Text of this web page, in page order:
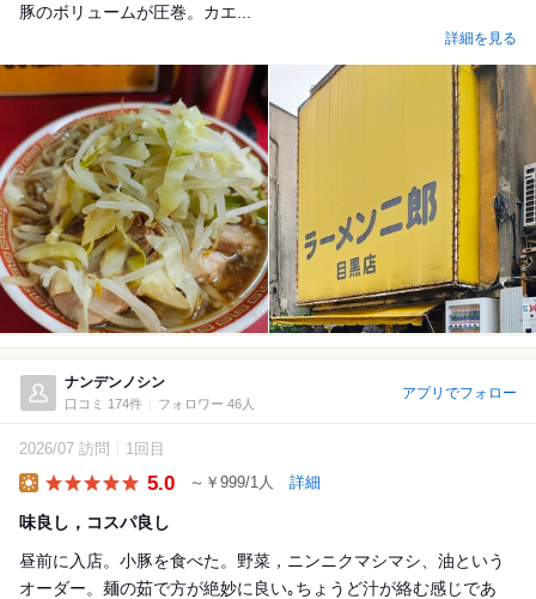
豚のボリュームが圧巻。カエ...
詳細を見る
ナンデンノシン
口コミ 174件 フォロワー 46人
アプリでフォロー
2026/07 訪問 1回目
5.0 ～￥999/1人 詳細
味良し，コスパ良し
昼前に入店。小豚を食べた。野菜，ニンニクマシマシ、油という
オーダー。麺の茹で方が絶妙に良い｡ちょうど汁が絡む感じであ